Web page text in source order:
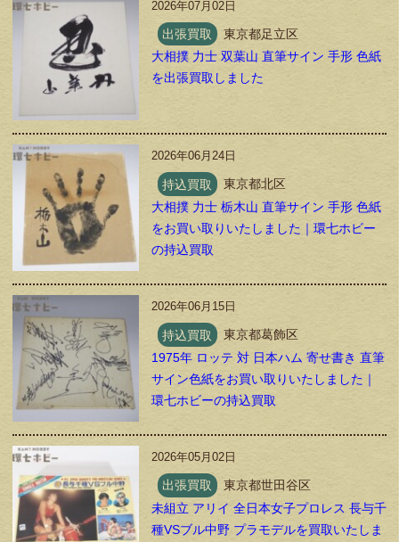
2026年07月02日
出張買取
東京都足立区
大相撲 力士 双葉山 直筆サイン 手形 色紙
を出張買取しました
2026年06月24日
持込買取
東京都北区
大相撲 力士 栃木山 直筆サイン 手形 色紙
をお買い取りいたしました｜環七ホビー
の持込買取
2026年06月15日
持込買取
東京都葛飾区
1975年 ロッテ 対 日本ハム 寄せ書き 直筆
サイン色紙をお買い取りいたしました｜
環七ホビーの持込買取
2026年05月02日
出張買取
東京都世田谷区
未組立 アリイ 全日本女子プロレス 長与千
種VSブル中野 プラモデルを買取いたしま